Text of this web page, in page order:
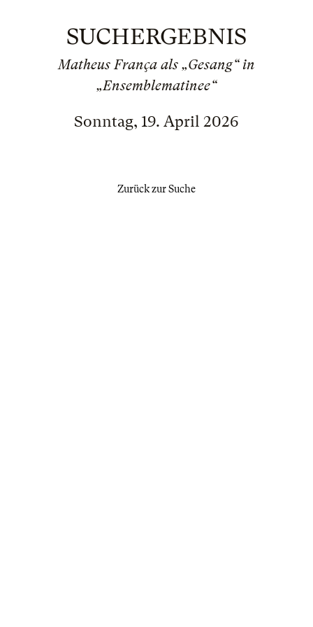
SUCHERGEBNIS
Matheus França als „Gesang“ in
„Ensemblematinee“
Sonntag, 19. April 2026
Zurück zur Suche